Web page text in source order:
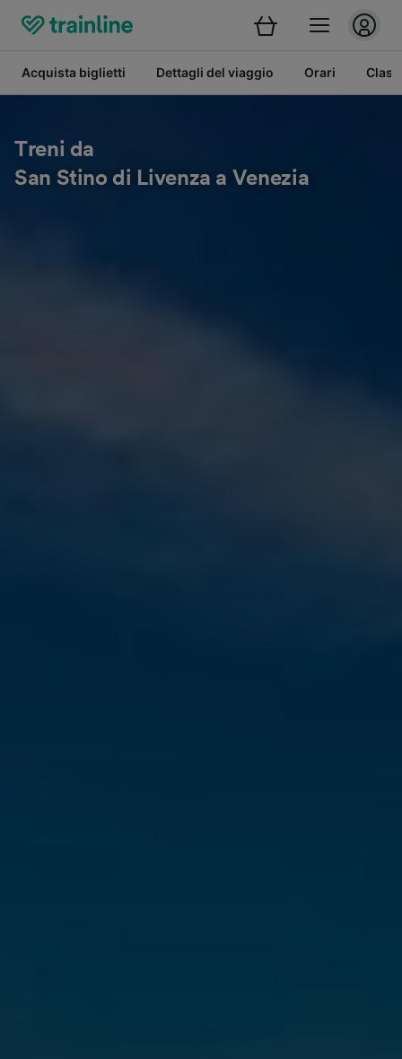
Acquista biglietti Dettagli del viaggio Orari
Treni da
San Stino di Livenza a Venezia